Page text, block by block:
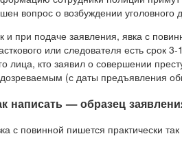
вопрос о возбуждении уголовного
и при подаче заявления, явка с
или следователя есть срок
лица, кто заявил о совершении
(с даты предъявления
написать — образец
с повинной пишется практически